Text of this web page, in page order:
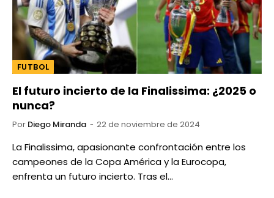
FUTBOL
El futuro incierto de la Finalissima: ¿2025 o
nunca?
Por Diego Miranda 22 de noviembre de 2024
La Finalissima, apasionante confrontación entre los
campeones de la Copa América y la Eurocopa,
enfrenta un futuro incierto. Tras el…